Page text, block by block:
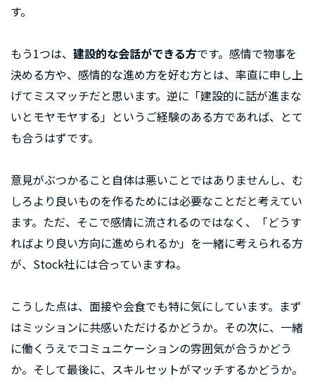
す。
もう1つは、 建設的な会話ができる方です。感情で物事を
決める方や、感情的な進め方を好む方とは、率直に申し上
げてミスマッチだと思います。逆に「建設的に話が進まな
いとモヤモヤする」というご経験のある方であれば、とて
も合うはずです。
意見がぶつかること自体は悪いことではありませんし、む
しろより良いものを作るためには必要なことだと考えてい
ます。ただ、そこで感情に流されるのではなく、「どうす
ればより良い方向に進められるか」を一緒に考えられる方
が、Stock社には合っていますね。
こうした点は、面接や会食でも特に気にしています。まず
はミッションに共感いただけるかどうか。その次に、一緒
に働くうえでコミュニケーションの雰囲気が合うかどう
か。そして最後に、スキルセットがマッチするかどうか。